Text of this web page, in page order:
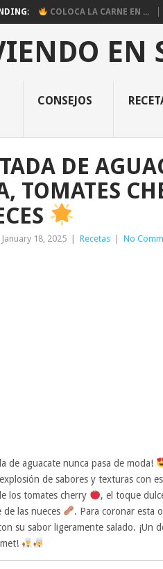
COLOCA LA CARNE EN ...
EN
CONSEJOS
DE
TOMATES
January 18, 2025 Recetas No
de aguacate nunca pasa de moda!
de sabores y texturas con
los tomates cherry
, el toque
de las nueces
. Para coronar esta
su sabor ligeramente salado. ¡Un